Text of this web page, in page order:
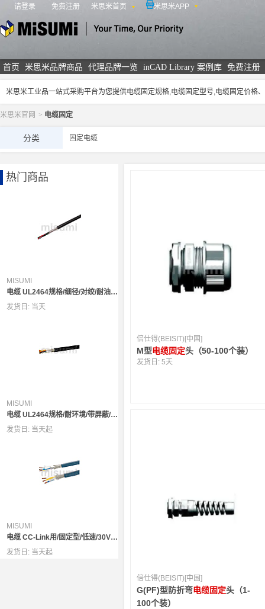
请登录 免费注册 米思米首页 米思米APP
首页 米思米品牌商品 代理品牌一览 inCAD Library 案例库 免费注册
米思米工业品一站式采购平台为您提供电缆固定规格,电缆固定型号,电缆固定价
米思米官网 > 电缆固定
分类 固定电缆
热门商品
MISUMI
电缆 UL2464规格/细径/对绞/耐油耐环境/带屏蔽/SS300SB/300V/固定电缆型
发货日: 当天
MISUMI
电缆 UL2464规格/耐环境/带屏蔽/300V/固定型
发货日: 当天起
MISUMI
电缆 CC-Link用/固定型/低速/30V/网络用
发货日: 当天起
倍仕得(BEISIT)[中国]
M型电缆固定头（50-100个装）
发货日:5天
倍仕得(BEISIT)[中国]
G(PF)型防折弯电缆固定头（1-
100个装）